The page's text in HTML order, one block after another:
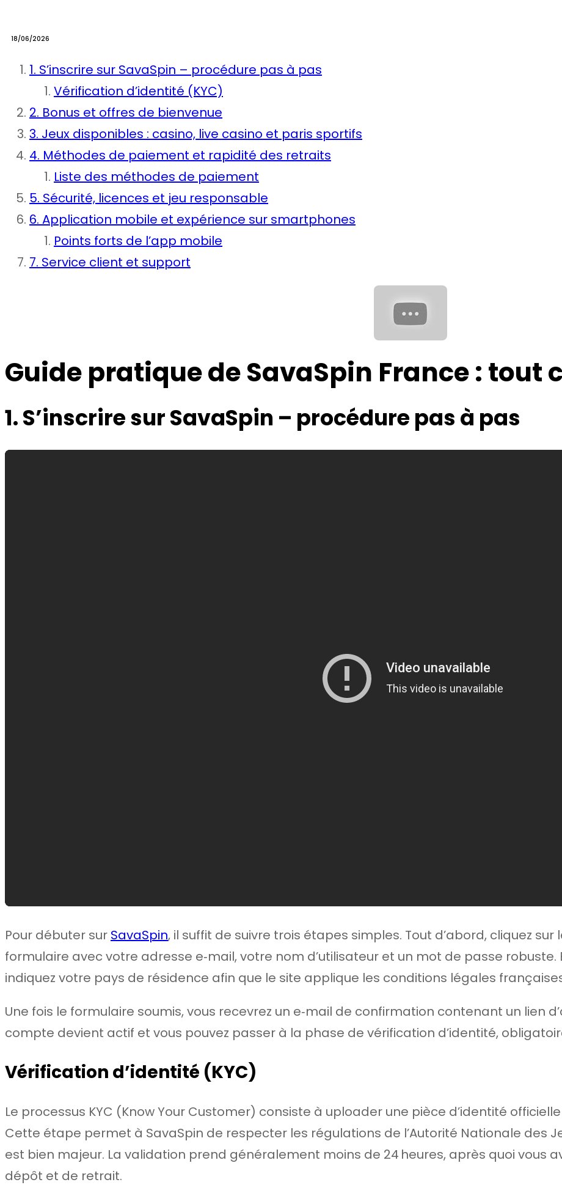
18/06/2026
1. S’inscrire sur SavaSpin – procédure pas à pas
Vérification d’identité (KYC)
2. Bonus et offres de bienvenue
3. Jeux disponibles : casino, live casino et paris sportifs
4. Méthodes de paiement et rapidité des retraits
Liste des méthodes de paiement
5. Sécurité, licences et jeu responsable
6. Application mobile et expérience sur smartphones
Points forts de l’app mobile
7. Service client et support
Guide pratique de SavaSpin France : tout
1. S’inscrire sur SavaSpin – procédure pas à pas
Pour débuter sur SavaSpin, il suffit de suivre trois étapes simples. Tout d’abord, cliquez sur
formulaire avec votre adresse e‑mail, votre nom d’utilisateur et un mot de passe robuste.
indiquez votre pays de résidence afin que le site applique les conditions légales
Une fois le formulaire soumis, vous recevrez un e‑mail de confirmation contenant un lien
compte devient actif et vous pouvez passer à la phase de vérification d’identité,
Vérification d’identité (KYC)
Le processus KYC (Know Your Customer) consiste à uploader une pièce d’identité
Cette étape permet à SavaSpin de respecter les régulations de l’Autorité Nationale des
est bien majeur. La validation prend généralement moins de 24 heures, après quoi vous
dépôt et de retrait.